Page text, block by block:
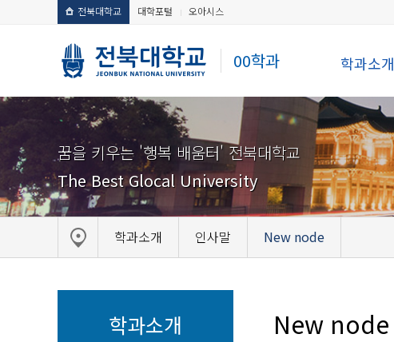
전북대학교 대학포털 오아시스
00학과 학과소개
꿈을 키우는 '행복 배움터' 전북대학교
The Best Glocal University
학과소개 인사말 New node
학과소개 New node